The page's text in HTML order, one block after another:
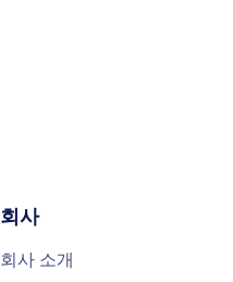
회사
회사 소개